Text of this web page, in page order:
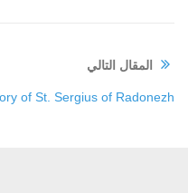
المقال التالي
of St. Sergius of Radonezh